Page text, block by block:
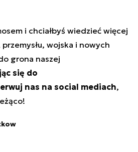
i chciałbyś wiedzieć więcej
wojska i nowych
grona naszej
się do
nas na social mediach,